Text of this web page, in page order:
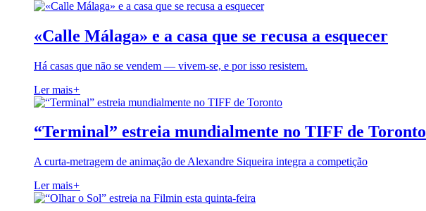
«Calle Málaga» e a casa que se recusa a esquecer
Há casas que não se vendem — vivem-se, e por isso resistem.
Ler mais+
“Terminal” estreia mundialmente no TIFF de Toronto
A curta-metragem de animação de Alexandre Siqueira integra a competição
Ler mais+